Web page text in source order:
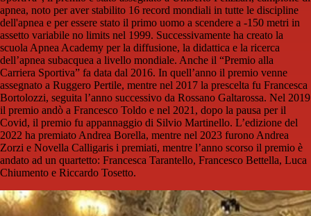
apnea, noto per aver stabilito 16 record mondiali in tutte le discipline
dell'apnea e per essere stato il primo uomo a scendere a -150 metri in
assetto variabile no limits nel 1999. Successivamente ha creato la
scuola Apnea Academy per la diffusione, la didattica e la ricerca
dell’apnea subacquea a livello mondiale. Anche il “Premio alla
Carriera Sportiva” fa data dal 2016. In quell’anno il premio venne
assegnato a Ruggero Pertile, mentre nel 2017 la prescelta fu Francesca
Bortolozzi, seguita l’anno successivo da Rossano Galtarossa. Nel 2019
il premio andò a Francesco Toldo e nel 2021, dopo la pausa per il
Covid, il premio fu appannaggio di Silvio Martinello. L’edizione del
2022 ha premiato Andrea Borella, mentre nel 2023 furono Andrea
Zorzi e Novella Calligaris i premiati, mentre l’anno scorso il premio è
andato ad un quartetto: Francesca Tarantello, Francesco Bettella, Luca
Chiumento e Riccardo Tosetto.